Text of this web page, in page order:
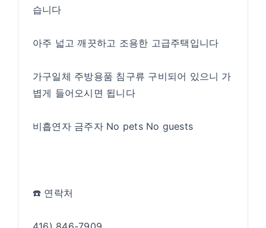
습니다
아주 넓고 깨끗하고 조용한 고급주택입니다
가구일체 주방용품 침구류 구비되어 있으니 가
볍게 들어오시면 됩니다
비흡연자 금주자 No pets No guests
☎️ 연락처